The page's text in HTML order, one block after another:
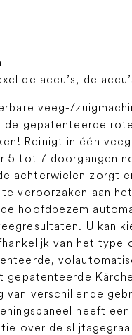
de accu’s, de
veeg-/
gepatenteerde
Reinigt in één
5 tot 7 doorgangen
achterwielen zorgt
veroorzaken aan
hoofdbezem
U kan
van het type
gepatenteerde
van verschillende
heeft
over de